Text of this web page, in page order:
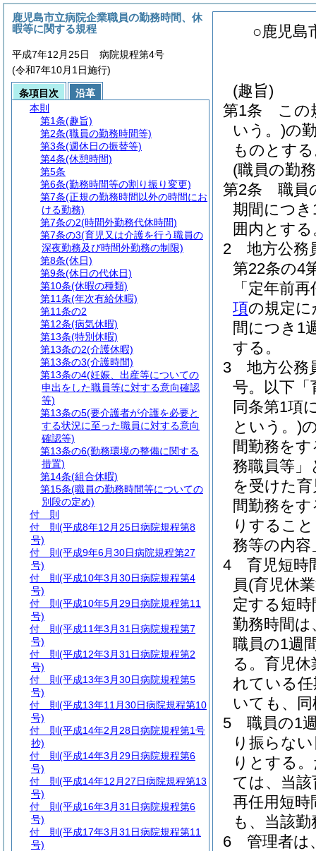
○鹿児島
(趣旨)
第1条
この
いう。)の
ものとす
(職員の勤
第2条
職員
期間につ
囲内とする
2
地方公務
第22条の4
「定年前
項の規定
間につき1
する。
3
地方公務
号。以下「
同条第1項
という。)
間勤務を
務職員等」
を受けた
間勤務を
りするこ
務等の内
4
育児短時
員(育児休
定する短
勤務時間
職員の1週
る。 育児休
れている
いても、
5
職員の1
り振らな
りとする。
ては、当
再任用短時
も、当該
6
管理者は
鹿児島市立病院企業職員の勤務時間、休
暇等に関する規程
平成7年12月25日 病院規程第4号
(令和7年10月1日施行)
条項目次
沿革
本則
第1条(趣旨)
第2条(職員の勤務時間等)
第3条(週休日の振替等)
第4条(休憩時間)
第5条
第6条(勤務時間等の割り振り変更)
第7条(正規の勤務時間以外の時間にお
ける勤務)
第7条の2(時間外勤務代休時間)
第7条の3(育児又は介護を行う職員の
深夜勤務及び時間外勤務の制限)
第8条(休日)
第9条(休日の代休日)
第10条(休暇の種類)
第11条(年次有給休暇)
第11条の2
第12条(病気休暇)
第13条(特別休暇)
第13条の2(介護休暇)
第13条の3(介護時間)
第13条の4(妊娠、出産等についての
申出をした職員等に対する意向確認
等)
第13条の5(要介護者が介護を必要と
する状況に至った職員に対する意向
確認等)
第13条の6(勤務環境の整備に関する
措置)
第14条(組合休暇)
第15条(職員の勤務時間等についての
別段の定め)
付 則
付 則 (平成8年12月25日病院規程第8
号)
付 則 (平成9年6月30日病院規程第27
号)
付 則 (平成10年3月30日病院規程第4
号)
付 則 (平成10年5月29日病院規程第11
号)
付 則 (平成11年3月31日病院規程第7
号)
付 則 (平成12年3月31日病院規程第2
号)
付 則 (平成13年3月30日病院規程第5
号)
付 則 (平成13年11月30日病院規程第10
号)
付 則 (平成14年2月28日病院規程第1号
抄)
付 則 (平成14年3月29日病院規程第6
号)
付 則 (平成14年12月27日病院規程第13
号)
付 則 (平成16年3月31日病院規程第6
号)
付 則 (平成17年3月31日病院規程第11
号)